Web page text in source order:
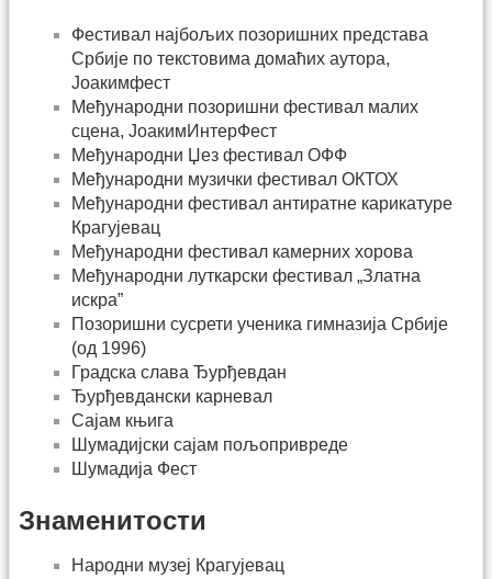
Фестивал најбољих позоришних представа
Србије по текстовима домаћих аутора,
Јоакимфест
Међународни позоришни фестивал малих
сцена, ЈоакимИнтерФест
Међународни Џез фестивал ОФФ
Међународни музички фестивал ОКТОХ
Међународни фестивал антиратне карикатуре
Крагујевац
Међународни фестивал камерних хорова
Међународни луткарски фестивал „Златна
искра”
Позоришни сусрети ученика гимназија Србије
(од 1996)
Градска слава Ђурђевдан
Ђурђевдански карневал
Сајам књига
Шумадијски сајам пољопривреде
Шумадија Фест
Знаменитости
Народни музеј Крагујевац